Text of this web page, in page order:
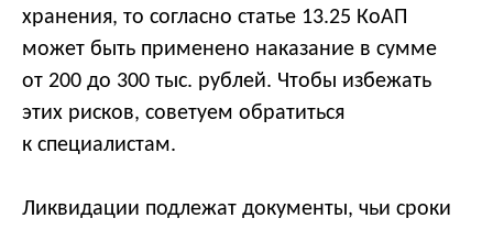
хранения, то согласно статье 13.25 КоАП
может быть применено наказание в сумме
от 200 до 300 тыс. рублей. Чтобы избежать
этих рисков, советуем обратиться
к специалистам.
Ликвидации подлежат документы, чьи сроки